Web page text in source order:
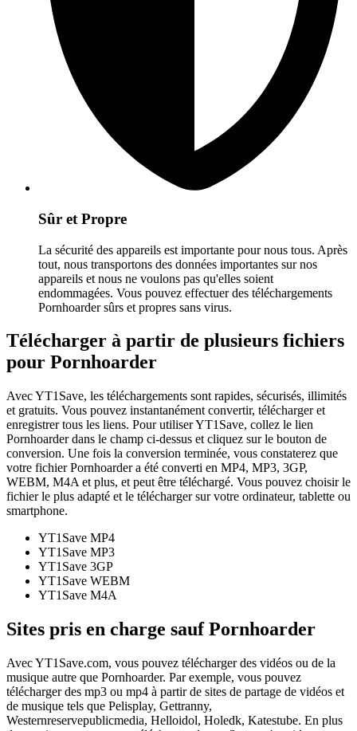
Sûr et Propre
La sécurité des appareils est importante pour nous tous. Après
tout, nous transportons des données importantes sur nos
appareils et nous ne voulons pas qu'elles soient
endommagées. Vous pouvez effectuer des téléchargements
Pornhoarder sûrs et propres sans virus.
Télécharger à partir de plusieurs fichiers
pour Pornhoarder
Avec YT1Save, les téléchargements sont rapides, sécurisés, illimités
et gratuits. Vous pouvez instantanément convertir, télécharger et
enregistrer tous les liens. Pour utiliser YT1Save, collez le lien
Pornhoarder dans le champ ci-dessus et cliquez sur le bouton de
conversion. Une fois la conversion terminée, vous constaterez que
votre fichier Pornhoarder a été converti en MP4, MP3, 3GP,
WEBM, M4A et plus, et peut être téléchargé. Vous pouvez choisir le
fichier le plus adapté et le télécharger sur votre ordinateur, tablette ou
smartphone.
YT1Save MP4
YT1Save MP3
YT1Save 3GP
YT1Save WEBM
YT1Save M4A
Sites pris en charge sauf Pornhoarder
Avec YT1Save.com, vous pouvez télécharger des vidéos ou de la
musique autre que Pornhoarder. Par exemple, vous pouvez
télécharger des mp3 ou mp4 à partir de sites de partage de vidéos et
de musique tels que Pelisplay, Gettranny,
Westernreservepublicmedia, Helloidol, Holedk, Katestube. En plus